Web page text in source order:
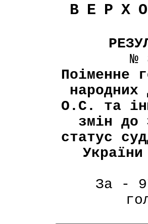
№
Поіменне
О.С. та
змін до
статус
За -